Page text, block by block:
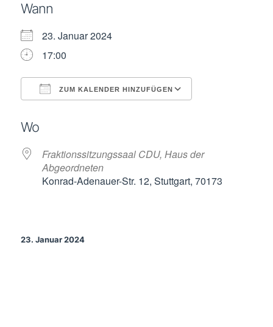
Wann
23. Januar 2024
17:00
ZUM KALENDER HINZUFÜGEN
Wo
Fraktionssitzungssaal CDU, Haus der
Abgeordneten
Konrad-Adenauer-Str. 12, Stuttgart, 70173
23. Januar 2024